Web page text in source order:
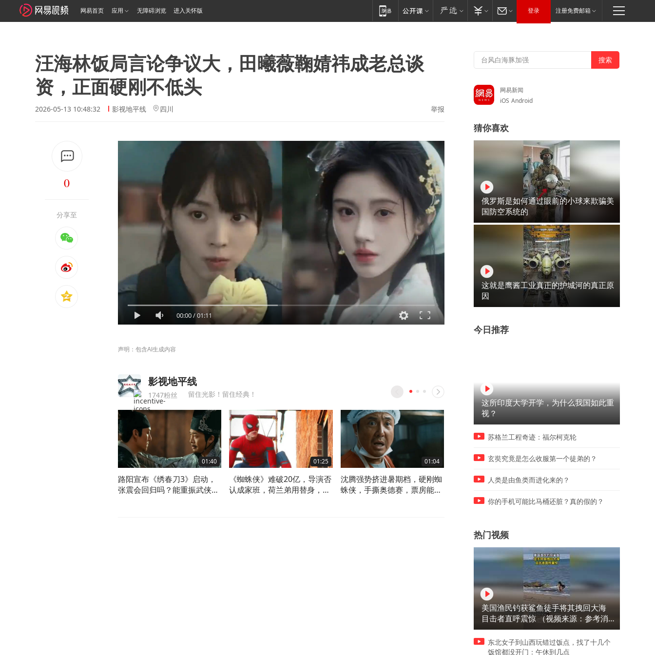
网易首页 应用 无障碍浏览 进入关怀版 登录 注册免费邮箱
汪海林饭局言论争议大，田曦薇鞠婧祎成老总谈
资，正面硬刚不低头
2026-05-13 10:48:32 影视地平线 四川 举报
0
分享至
00:00/01:11
声明：包含AI生成内容
影视地平线
1747粉丝 留住光影！留住经典！
01:40
路阳宣布《绣春刀3》启动，
张震会回归吗？能重振武侠片
01:25
《蜘蛛侠》难破20亿，导演否
认成家班，荷兰弟用替身，争
01:04
沈腾强势挤进暑期档，硬刚蜘
蛛侠，手撕奥德赛，票房能破
01:18
金鹰奖又起风波，杨紫热巴粉
信誉度？
《花开锦绣》定档，丁禹兮
吗？
网易新闻
iOS Android
猜你喜欢
俄罗斯是如何通过眼前的小球来欺骗美
国防空系统的
这就是鹰酱工业真正的护城河的真正原
因
今日推荐
这所印度大学开学，为什么我国如此重
视？
苏格兰工程奇迹：福尔柯克轮
玄奘究竟是怎么收服第一个徒弟的？
人类是由鱼类而进化来的？
你的手机可能比马桶还脏？真的假的？
热门视频
美国渔民钓获鲨鱼徒手将其拽回大海
目击者直呼震惊 （视频来源：参考消
息）
东北女子到山西玩错过饭点，找了十几个
饭馆都没开门：午休到几点